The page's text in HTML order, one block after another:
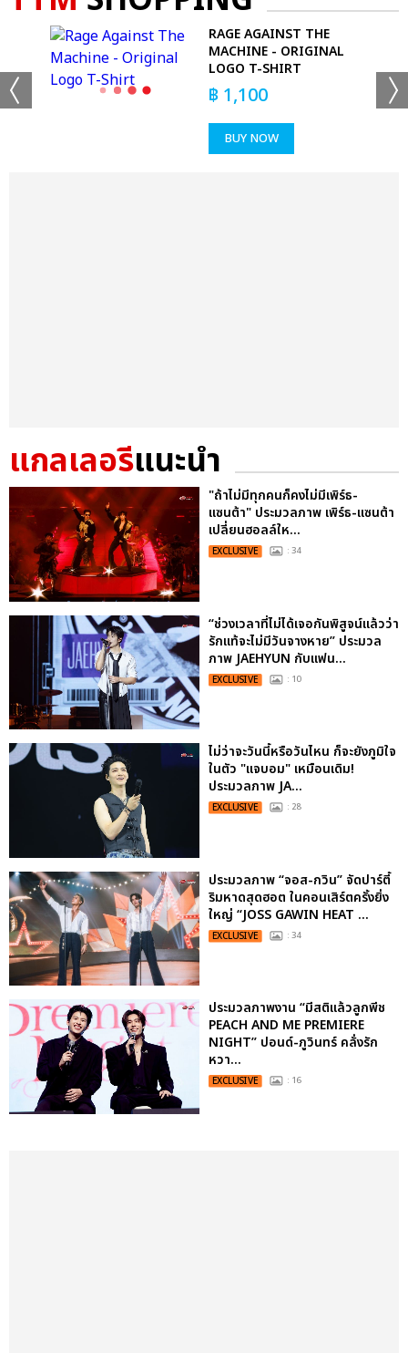
RAGE AGAINST THE
MACHINE - ORIGINAL
LOGO T-SHIRT
฿ 1,100
BUY NOW
แกลเลอรีแนะนำ
"ถ้าไม่มีทุกคนก็คงไม่มีเพิร์ธ-
แซนต้า" ประมวลภาพ เพิร์ธ-แซนต้า
เปลี่ยนฮอลล์ให...
EXCLUSIVE : 34
“ช่วงเวลาที่ไม่ได้เจอกันพิสูจน์แล้วว่า
รักแท้จะไม่มีวันจางหาย” ประมวล
ภาพ JAEHYUN กับแฟน...
EXCLUSIVE : 10
ไม่ว่าจะวันนี้หรือวันไหน ก็จะยังภูมิใจ
ในตัว "แจบอม" เหมือนเดิม!
ประมวลภาพ JA...
EXCLUSIVE : 28
ประมวลภาพ “จอส-กวิน” จัดปาร์ตี้
ริมหาดสุดฮอต ในคอนเสิร์ตครั้งยิ่ง
ใหญ่ “JOSS GAWIN HEAT ...
EXCLUSIVE : 34
ประมวลภาพงาน “มีสติแล้วลูกพีช
PEACH AND ME PREMIERE
NIGHT” ปอนด์-ภูวินทร์ คลั่งรัก
หวา...
EXCLUSIVE : 16